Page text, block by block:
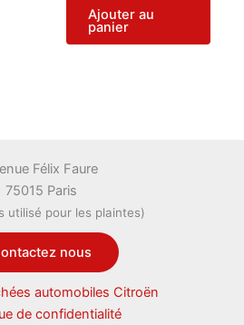
Ajouter au
panier
Félix Faure
75015 Paris
utilisé pour les plaintes)
nous
automobiles Citroën
de confidentialité